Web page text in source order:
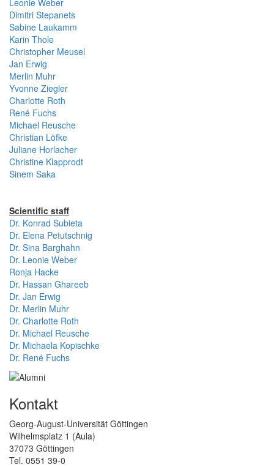
Dimitri Stepanets
Sabine Laukamm
Karin Thole
Christopher Meusel
Jan Erwig
Merlin Muhr
Yvonne Ziegler
Charlotte Roth
René Fuchs
Michael Reusche
Christian Löfke
Juliane Horlacher
Christine Klapprodt
Sinem Saka
Scientific staff
Dr. Konrad Subieta
Dr. Elena Petutschnig
Dr. Sina Barghahn
Dr. Leonie Weber
Ronja Hacke
Dr. Hassan Ghareeb
Dr. Jan Erwig
Dr. Merlin Muhr
Dr. Charlotte Roth
Dr. Michael Reusche
Dr. Michaela Kopischke
Dr. René Fuchs
Kontakt
Georg-August-Universität Göttingen
Wilhelmsplatz 1 (Aula)
37073 Göttingen
Tel. 0551 39-0